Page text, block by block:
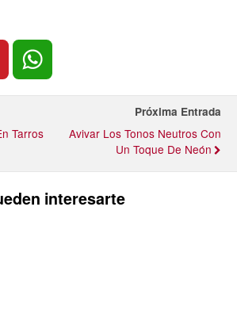
Tarros
Próxima Entrada
Avivar Los Tonos Neutros Con
Un Toque De Neón
interesarte